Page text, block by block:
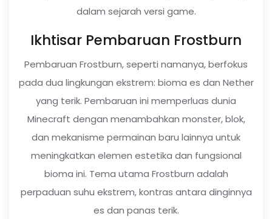
dalam sejarah versi game.
Ikhtisar Pembaruan Frostburn
Pembaruan Frostburn, seperti namanya, berfokus
pada dua lingkungan ekstrem: bioma es dan Nether
yang terik. Pembaruan ini memperluas dunia
Minecraft dengan menambahkan monster, blok,
dan mekanisme permainan baru lainnya untuk
meningkatkan elemen estetika dan fungsional
bioma ini. Tema utama Frostburn adalah
perpaduan suhu ekstrem, kontras antara dinginnya
es dan panas terik.